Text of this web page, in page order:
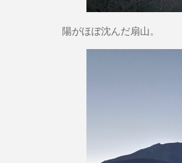
陽がほぼ沈んだ扇山。